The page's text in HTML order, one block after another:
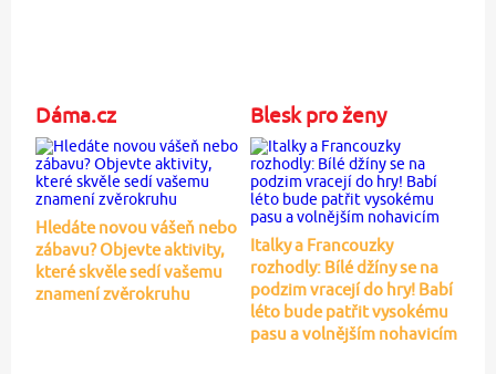
Dáma.cz
Hledáte novou vášeň nebo
zábavu? Objevte aktivity,
které skvěle sedí vašemu
znamení zvěrokruhu
Blesk pro ženy
Italky a Francouzky
rozhodly: Bílé džíny se na
podzim vracejí do hry! Babí
léto bude patřit vysokému
pasu a volnějším nohavicím